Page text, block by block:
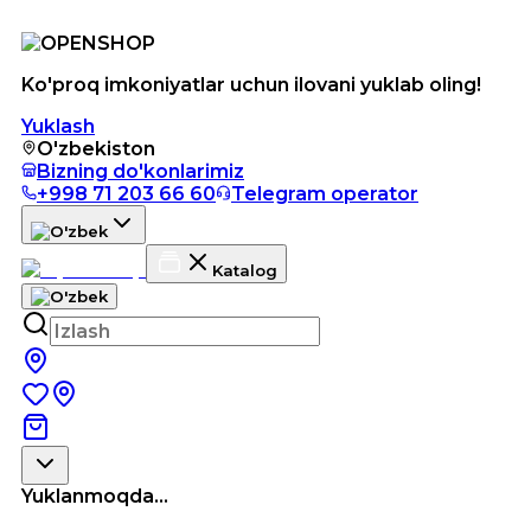
Ko'proq imkoniyatlar uchun ilovani yuklab oling!
Yuklash
O'zbekiston
Bizning do'konlarimiz
+998 71 203 66 60
Telegram operator
Katalog
Yuklanmoqda...